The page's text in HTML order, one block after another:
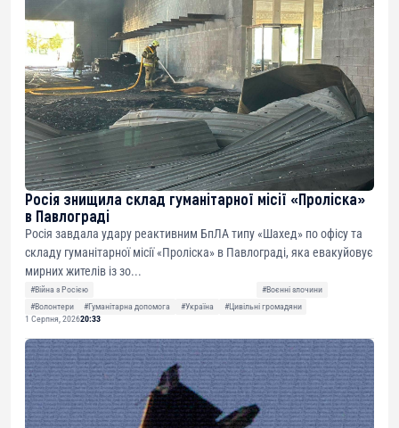
Росія знищила склад гуманітарної місії «Проліска»
в Павлограді
Росія завдала удару реактивним БпЛА типу «Шахед» по офісу та
складу гуманітарної місії «Проліска» в Павлограді, яка евакуйовує
мирних жителів із зо...
#Війна з Росією
#Воєнні злочини
#Волонтери
#Гуманітарна допомога #Україна
#Цивільні громадяни
1 Серпня, 202620:33